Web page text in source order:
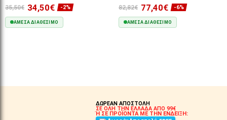
35,50€ 34,50€ -2%
ΆΜΕΣΑ ΔΙΑΘΈΣΙΜΟ
82,82€ 77,40€ -6%
ΆΜΕΣΑ ΔΙΑΘΈΣΙΜΟ
ΔΩΡΕΑΝ ΑΠΟΣΤΟΛΗ
ΣΕ ΟΛΗ ΤΗΝ ΕΛΛΑΔΑ ΑΠΟ 99€
Ή ΣΕ ΠΡΟΪΟΝΤΑ ΜΕ ΤΗΝ ΕΝΔΕΙΞΗ: